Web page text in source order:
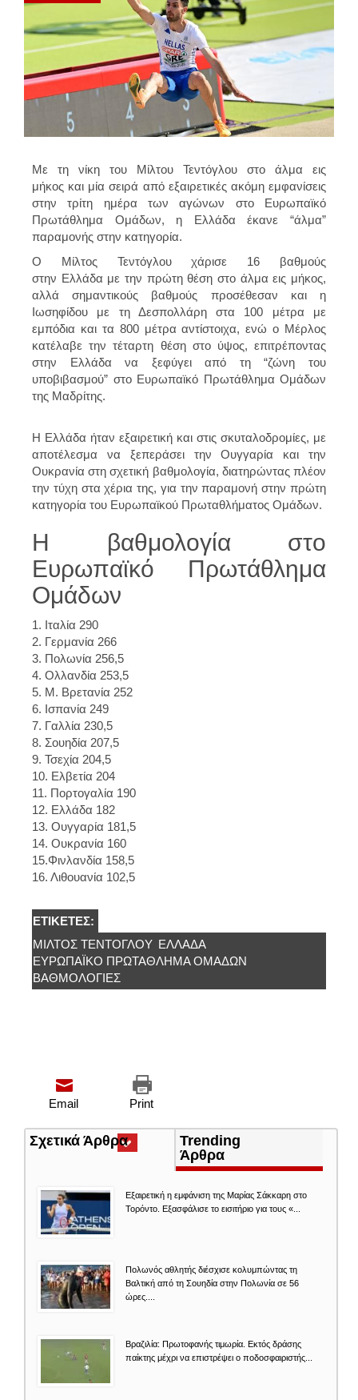
Με τη νίκη του Μίλτου Τεντόγλου στο άλμα εις
μήκος και μία σειρά από εξαιρετικές ακόμη εμφανίσεις
στην τρίτη ημέρα των αγώνων στο Ευρωπαϊκό
Πρωτάθλημα Ομάδων, η Ελλάδα έκανε “άλμα”
παραμονής στην κατηγορία.
Ο Μίλτος Τεντόγλου χάρισε 16 βαθμούς
στην Ελλάδα με την πρώτη θέση στο άλμα εις μήκος,
αλλά σημαντικούς βαθμούς προσέθεσαν και η
Ιωσηφίδου με τη Δεσπολλάρη στα 100 μέτρα με
εμπόδια και τα 800 μέτρα αντίστοιχα, ενώ ο Μέρλος
κατέλαβε την τέταρτη θέση στο ύψος, επιτρέποντας
στην Ελλάδα να ξεφύγει από τη “ζώνη του
υποβιβασμού” στο Ευρωπαϊκό Πρωτάθλημα Ομάδων
της Μαδρίτης.
Η Ελλάδα ήταν εξαιρετική και στις σκυταλοδρομίες, με
αποτέλεσμα να ξεπεράσει την Ουγγαρία και την
Ουκρανία στη σχετική βαθμολογία, διατηρώντας πλέον
την τύχη στα χέρια της, για την παραμονή στην πρώτη
κατηγορία του Ευρωπαϊκού Πρωταθλήματος Ομάδων.
Η βαθμολογία στο
Ευρωπαϊκό Πρωτάθλημα
Ομάδων
1. Ιταλία 290
2. Γερμανία 266
3. Πολωνία 256,5
4. Ολλανδία 253,5
5. Μ. Βρετανία 252
6. Ισπανία 249
7. Γαλλία 230,5
8. Σουηδία 207,5
9. Τσεχία 204,5
10. Ελβετία 204
11. Πορτογαλία 190
12. Ελλάδα 182
13. Ουγγαρία 181,5
14. Ουκρανία 160
15.Φινλανδία 158,5
16. Λιθουανία 102,5
ΕΤΙΚΈΤΕΣ:
ΜΊΛΤΟΣ ΤΕΝΤΌΓΛΟΥ ΕΛΛΆΔΑ
ΕΥΡΩΠΑΪΚΌ ΠΡΩΤΆΘΛΗΜΑ ΟΜΆΔΩΝ
ΒΑΘΜΟΛΟΓΊΕΣ
Print
Email
Σχετικά Άρθρα(ενεργή
καρτέλα)
Trending
Άρθρα
Εξαιρετική η εμφάνιση της Μαρίας Σάκκαρη στο
Τορόντο. Εξασφάλισε το εισιτήριο για τους «...
Πολωνός αθλητής διέσχισε κολυμπώντας τη
Βαλτική από τη Σουηδία στην Πολωνία σε 56
ώρες....
Βραζιλία: Πρωτοφανής τιμωρία. Εκτός δράσης
παίκτης μέχρι να επιστρέψει ο ποδοσφαιριστής...